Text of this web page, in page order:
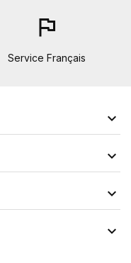
flag
Service Français



